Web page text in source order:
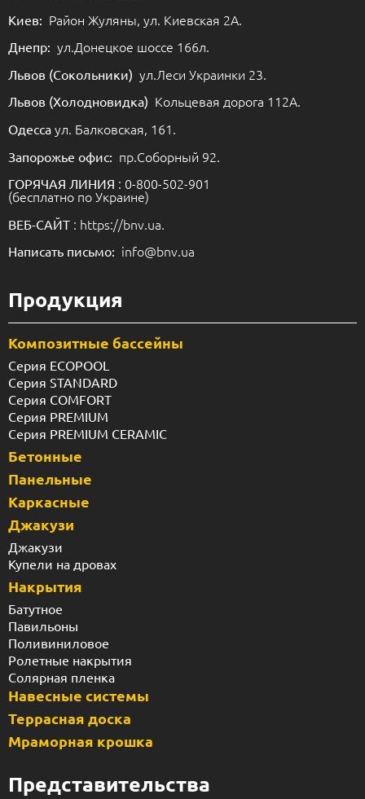
Киев: Район Жуляны, ул. Киевская 2А.
Днепр: ул.Донецкое шоссе 166л.
Львов (Сокольники) ул.Леси Украинки 23.
Львов (Холодновидка) Кольцевая дорога 112А.
Одесса ул. Балковская, 161.
Запорожье офис: пр.Соборный 92.
ГОРЯЧАЯ ЛИНИЯ : 0-800-502-901
(бесплатно по Украине)
ВЕБ-САЙТ : https://bnv.ua.
Написать письмо: info@bnv.ua
Продукция
Композитные бассейны
Серия ECOPOOL
Серия STANDARD
Серия COMFORT
Серия PREMIUM
Серия PREMIUM CERAMIC
Бетонные
Панельные
Каркасные
Джакузи
Джакузи
Купели на дровах
Накрытия
Батутное
Павильоны
Поливиниловое
Ролетные накрытия
Солярная пленка
Навесные системы
Террасная доска
Мраморная крошка
Представительства